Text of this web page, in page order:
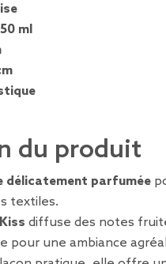
ml
du produit
délicatement parfumée
textiles.
diffuse des notes
pour une ambiance